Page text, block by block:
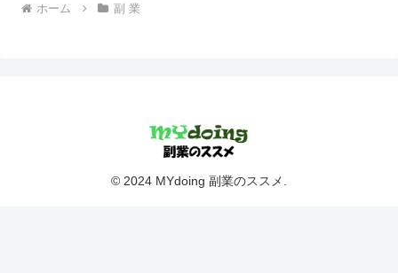
ホーム 副 業
© 2024 MYdoing 副業のススメ.